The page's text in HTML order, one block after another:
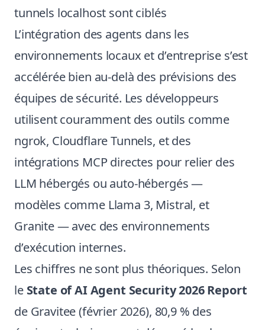
tunnels localhost sont ciblés
L’intégration des agents dans les
environnements locaux et d’entreprise s’est
accélérée bien au-delà des prévisions des
équipes de sécurité. Les développeurs
utilisent couramment des outils comme
ngrok, Cloudflare Tunnels, et des
intégrations MCP directes pour relier des
LLM hébergés ou auto-hébergés —
modèles comme Llama 3, Mistral, et
Granite — avec des environnements
d’exécution internes.
Les chiffres ne sont plus théoriques. Selon
le State of AI Agent Security 2026 Report
de Gravitee (février 2026), 80,9 % des